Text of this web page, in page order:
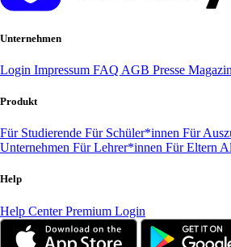
Unternehmen
Login Impressum FAQ AGB Presse
Produkt
Für Studierende Für Schüler*innen Für
Unternehmen Für Lehrer*innen Für Eltern
Help
Help CenterPremium Login